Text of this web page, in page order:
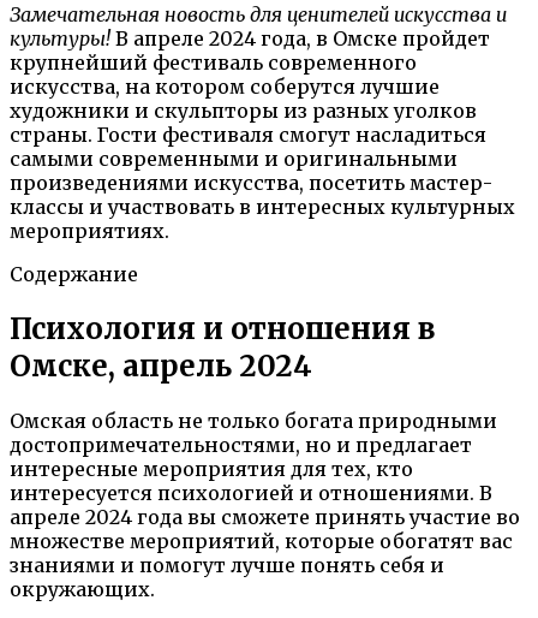
Замечательная новость для ценителей искусства и
культуры!В апреле 2024 года, в Омске пройдет
крупнейший фестиваль современного
искусства, на котором соберутся лучшие
художники и скульпторы из разных уголков
страны. Гости фестиваля смогут насладиться
самыми современными и оригинальными
произведениями искусства, посетить мастер-
классы и участвовать в интересных культурных
мероприятиях.
Содержание
Психология и отношения в
Омске, апрель 2024
Омская область не только богата природными
достопримечательностями, но и предлагает
интересные мероприятия для тех, кто
интересуется психологией и отношениями. В
апреле 2024 года вы сможете принять участие во
множестве мероприятий, которые обогатят вас
знаниями и помогут лучше понять себя и
окружающих.